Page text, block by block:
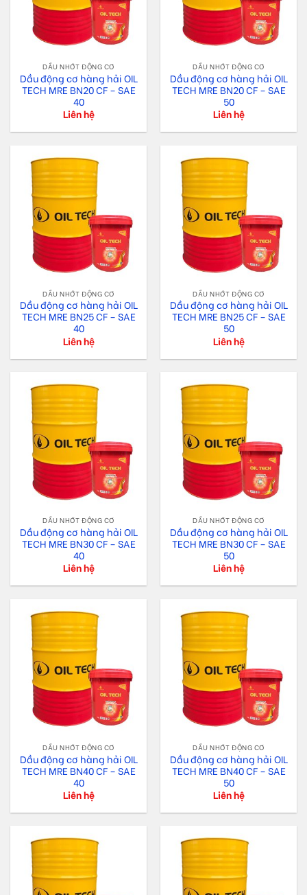
DẦU NHỚT ĐỘNG CƠ
Dầu động cơ hàng hải OIL
TECH MRE BN20 CF – SAE
40
Liên hệ
DẦU NHỚT ĐỘNG CƠ
Dầu động cơ hàng hải OIL
TECH MRE BN20 CF – SAE
50
Liên hệ
DẦU NHỚT ĐỘNG CƠ
Dầu động cơ hàng hải OIL
TECH MRE BN25 CF – SAE
40
Liên hệ
DẦU NHỚT ĐỘNG CƠ
Dầu động cơ hàng hải OIL
TECH MRE BN25 CF – SAE
50
Liên hệ
DẦU NHỚT ĐỘNG CƠ
Dầu động cơ hàng hải OIL
TECH MRE BN30 CF – SAE
40
Liên hệ
DẦU NHỚT ĐỘNG CƠ
Dầu động cơ hàng hải OIL
TECH MRE BN30 CF – SAE
50
Liên hệ
DẦU NHỚT ĐỘNG CƠ
Dầu động cơ hàng hải OIL
TECH MRE BN40 CF – SAE
40
Liên hệ
DẦU NHỚT ĐỘNG CƠ
Dầu động cơ hàng hải OIL
TECH MRE BN40 CF – SAE
50
Liên hệ